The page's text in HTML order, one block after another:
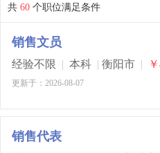
共 60 个职位满足条件
销售文员
经验不限 | 本科 | 衡阳市 |
更新于：2026-08-07
销售代表